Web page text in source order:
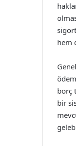
hem
borç
bir